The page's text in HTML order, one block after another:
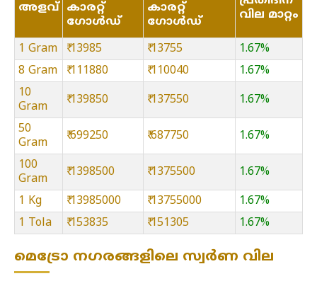
അളവ് കാരറ്റ്
ഗോൾഡ്
കാരറ്റ്
ഗോൾഡ്
വില മാറ്റം
1 Gram ₹ 13985 ₹ 13755
1.67%
8 Gram
₹ 111880 ₹ 110040
1.67%
10
Gram
₹ 139850 ₹ 137550 1.67%
50
Gram
₹ 699250 ₹ 687750 1.67%
100
Gram
₹ 1398500 ₹ 1375500 1.67%
1 Kg ₹ 13985000 ₹ 13755000
1.67%
1 Tola
₹ 153835 ₹ 151305 1.67%
മെട്രോ നഗരങ്ങളിലെ സ്വർണ വില